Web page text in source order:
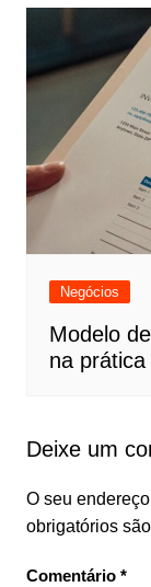
Negócios
Modelo
na prática
Deixe um
O seu
obrigatórios
Comentário *